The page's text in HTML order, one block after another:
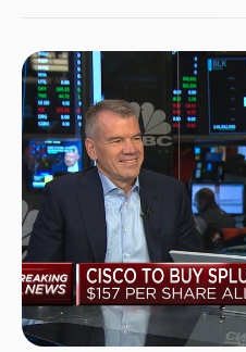
무서운 이유입니다. 그렇다면 엔비디
것일까요?